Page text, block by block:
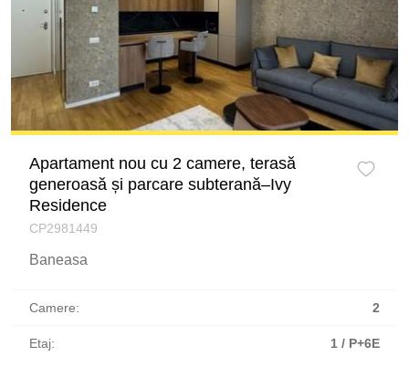
Apartament nou cu 2 camere, terasă
generoasă și parcare subterană–Ivy
Residence
CP2981449
Baneasa
Camere: 2
Etaj: 1 / P+6E